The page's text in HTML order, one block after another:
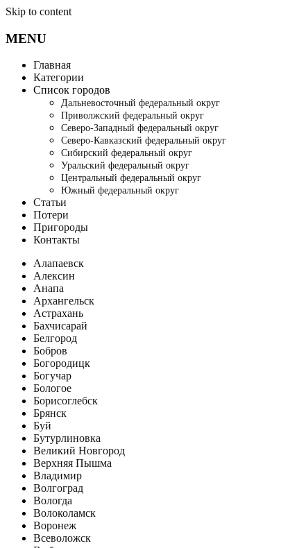
Skip to content
MENU
Главная
Категории
Список городов
Дальневосточный федеральный округ
Приволжский федеральный округ
Северо-Западный федеральный округ
Северо-Кавказский федеральный округ
Сибирский федеральный округ
Уральский федеральный округ
Центральный федеральный округ
Южный федеральный округ
Статьи
Потери
Пригороды
Контакты
Алапаевск
Алексин
Анапа
Архангельск
Астрахань
Бахчисарай
Белгород
Бобров
Богородицк
Богучар
Бологое
Борисоглебск
Брянск
Буй
Бутурлиновка
Великий Новгород
Верхняя Пышма
Владимир
Волгоград
Вологда
Волоколамск
Воронеж
Всеволожск